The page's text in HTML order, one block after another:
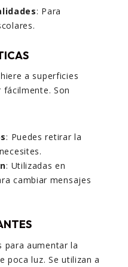
: Para
a superficies
Son
: Puedes retirar la
: Utilizadas en
cambiar mensajes
para aumentar la
poca luz. Se utilizan a